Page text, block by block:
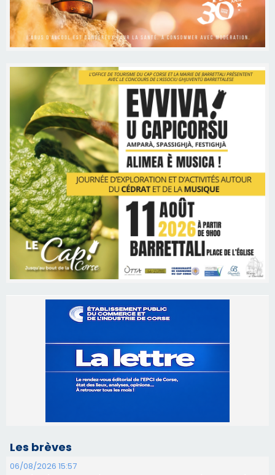
06/08/2026 15:57
Ucciani – Marché des producteurs à Cruculi le
Corte – L’association A Nuciola organise une
projection sous les étoiles
06/08/2026 15:04